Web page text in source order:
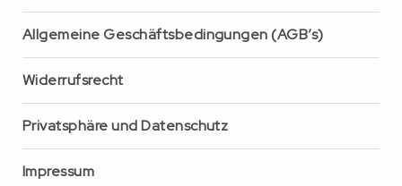
Allgemeine Geschäftsbedingungen (AGB’s)
Widerrufsrecht
Privatsphäre und Datenschutz
Impressum